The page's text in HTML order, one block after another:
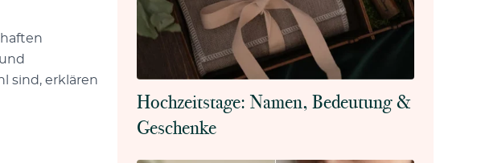
sind, erklären
Hochzeitstage: Namen, Bedeutung &
Geschenke